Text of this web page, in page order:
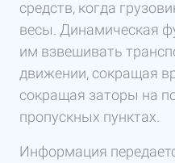
средств, когда
весы. Динамическая
им взвешивать
движении, сокращая
сокращая заторы на
пропускных пунктах.
Информация